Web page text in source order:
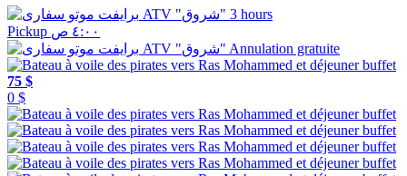
3 hours
Pickup ٤:٠٠ ص
Annulation gratuite
75 $
0 $